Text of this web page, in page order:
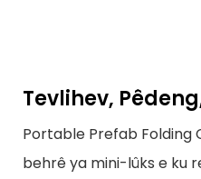
Tevlihev,
Portable Prefab Folding
behrê ya mini-lûks e ku